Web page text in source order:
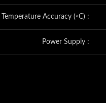
Temperature Accuracy (◦C) :
Power Supply :